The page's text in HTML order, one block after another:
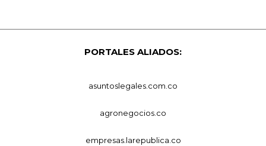
PORTALES ALIADOS:
asuntoslegales.com.co
agronegocios.co
empresas.larepublica.co